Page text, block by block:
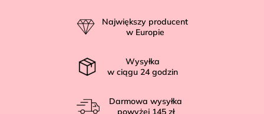
Największy producent
w Europie
Wysyłka
w ciągu 24 godzin
Darmowa wysyłka
powyżej 145 zł